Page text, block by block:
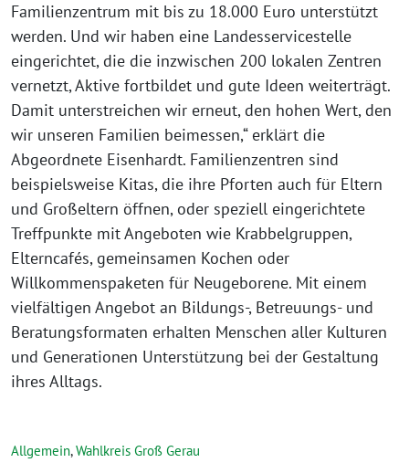
Familienzentrum mit bis zu 18.000 Euro unterstützt
werden. Und wir haben eine Landesservicestelle
eingerichtet, die die inzwischen 200 lokalen Zentren
vernetzt, Aktive fortbildet und gute Ideen weiterträgt.
Damit unterstreichen wir erneut, den hohen Wert, den
wir unseren Familien beimessen,“ erklärt die
Abgeordnete Eisenhardt. Familienzentren sind
beispielsweise Kitas, die ihre Pforten auch für Eltern
und Großeltern öffnen, oder speziell eingerichtete
Treffpunkte mit Angeboten wie Krabbelgruppen,
Elterncafés, gemeinsamen Kochen oder
Willkommenspaketen für Neugeborene. Mit einem
vielfältigen Angebot an Bildungs-, Betreuungs- und
Beratungsformaten erhalten Menschen aller Kulturen
und Generationen Unterstützung bei der Gestaltung
ihres Alltags.
Allgemein,Wahlkreis Groß Gerau